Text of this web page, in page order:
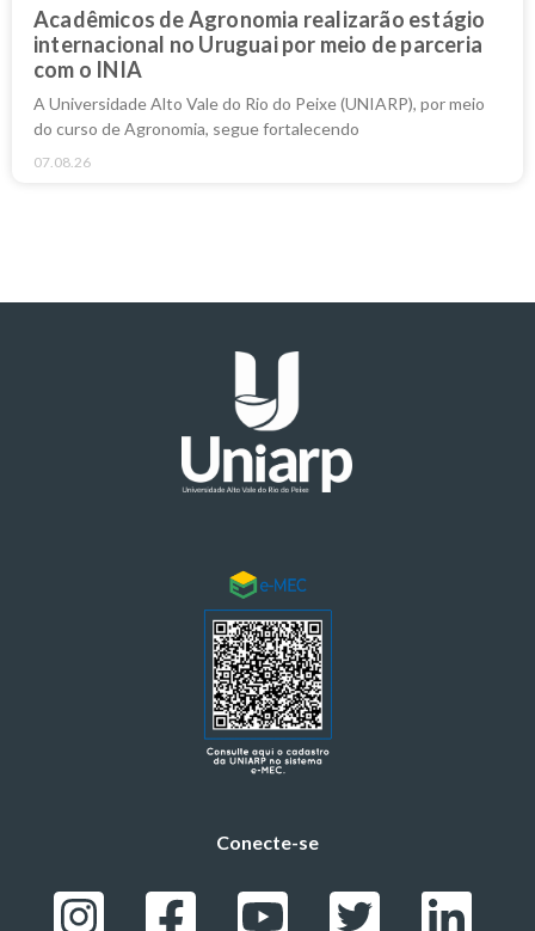
Acadêmicos de Agronomia realizarão estágio
internacional no Uruguai por meio de parceria
com o INIA
A Universidade Alto Vale do Rio do Peixe (UNIARP), por meio
do curso de Agronomia, segue fortalecendo
07.08.26
Conecte-se